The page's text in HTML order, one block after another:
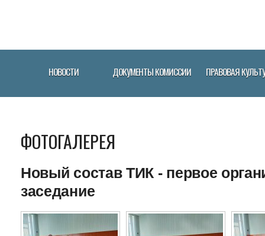
НОВОСТИ ДОКУМЕНТЫ КОМИCСИИ ПРАВОВАЯ
ФОТОГАЛЕРЕЯ
Новый состав ТИК - первое
заседание